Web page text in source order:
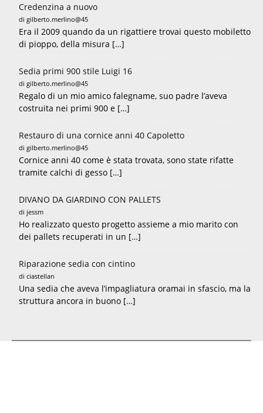
Credenzina a nuovo
di gilberto.merlino@45
Era il 2009 quando da un rigattiere trovai questo mobiletto
di pioppo, della misura […]
Sedia primi 900 stile Luigi 16
di gilberto.merlino@45
Regalo di un mio amico falegname, suo padre l’aveva
costruita nei primi 900 e […]
Restauro di una cornice anni 40 Capoletto
di gilberto.merlino@45
Cornice anni 40 come è stata trovata, sono state rifatte
tramite calchi di gesso […]
DIVANO DA GIARDINO CON PALLETS
di jessm
Ho realizzato questo progetto assieme a mio marito con
dei pallets recuperati in un […]
Riparazione sedia con cintino
di ciastellan
Una sedia che aveva l’impagliatura oramai in sfascio, ma la
struttura ancora in buono […]